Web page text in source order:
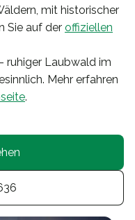
mit historischer
Sie auf der offiziellen
ruhiger Laubwald im
Mehr erfahren
.